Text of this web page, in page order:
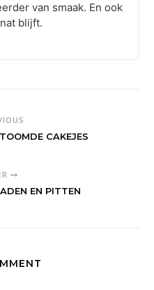
van smaak. En ook
blijft.
CAKEJES
EN PITTEN